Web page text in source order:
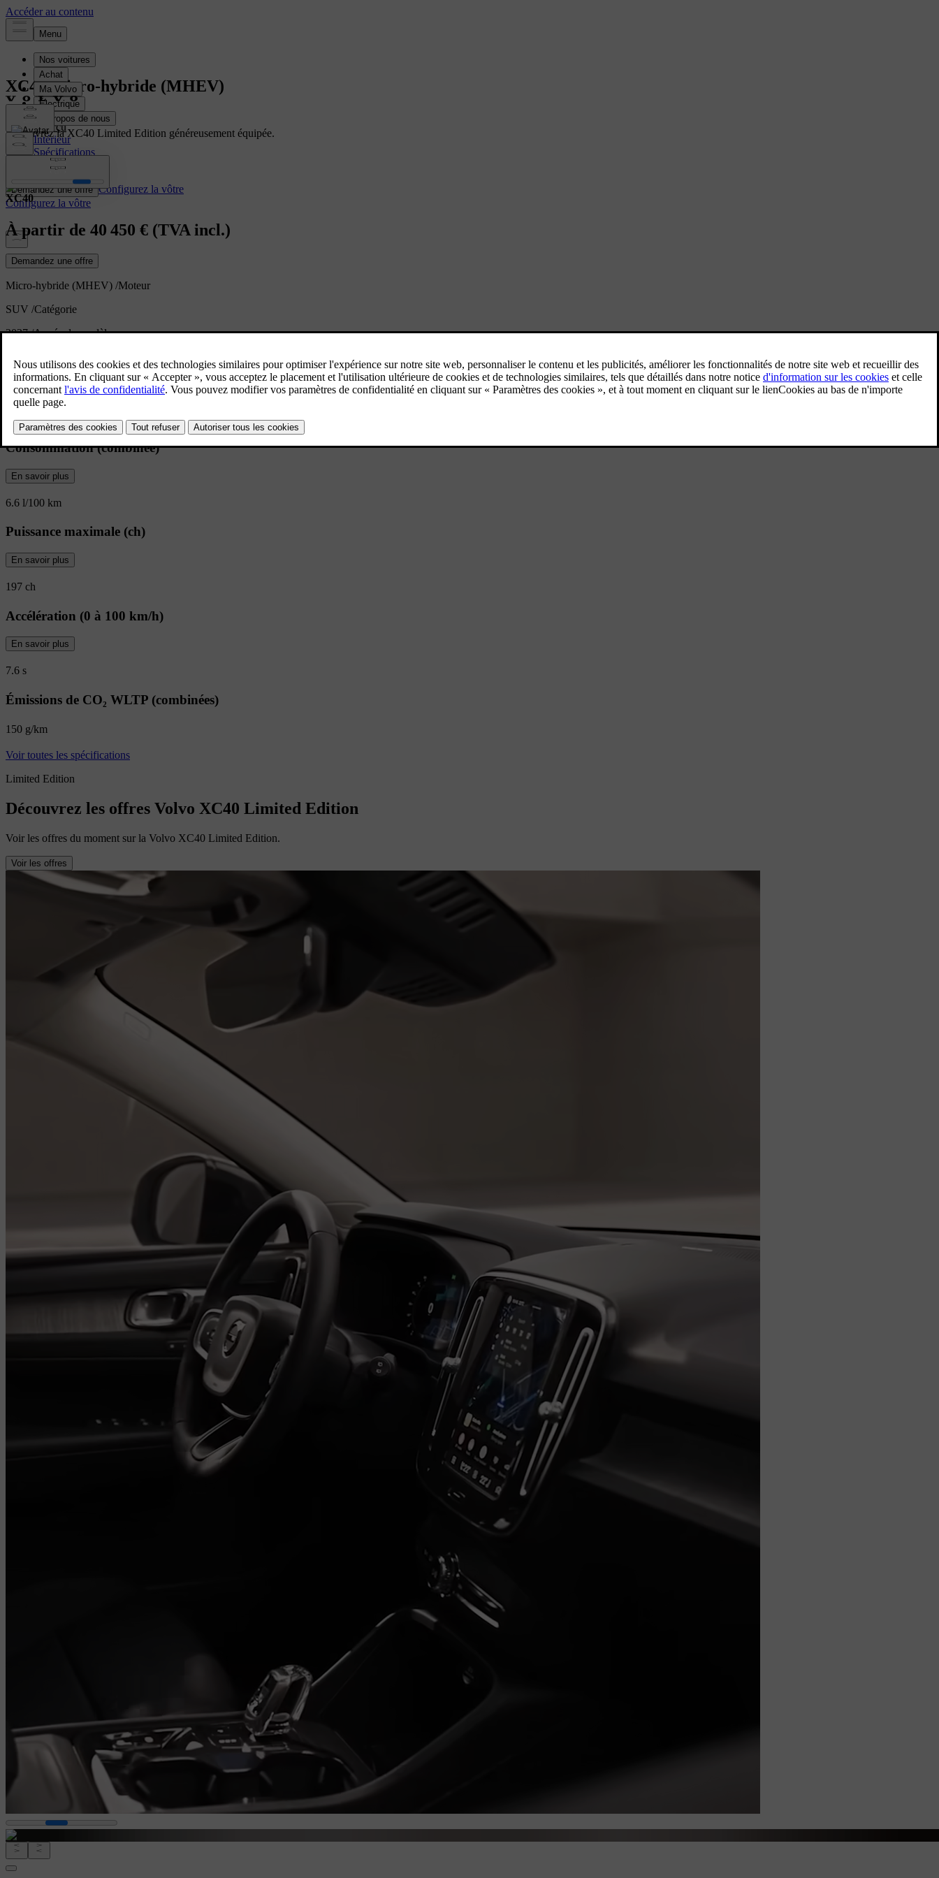
XC40 Micro-hybride (MHEV)
Aperçu
Intérieur
Spécifications
Caractéristiques
Demandez une offre Configurez la vôtre
Configurez la vôtre
Découvrez la XC40 Limited Edition généreusement équipée.
En savoir plus
XC40
À partir de 40 450 € (TVA incl.)
Demandez une offre
Micro-hybride (MHEV) /Moteur
SUV /Catégorie
2027 /Année du modèle
Vue d’ensemble de la Volvo XC40
Performances punchy, design polyvalent et style audacieux - un SUV
conçu pour se démarquer.
Consommation (combinée)
En savoir plus
6.6 l/100 km
Puissance maximale (ch)
En savoir plus
197 ch
Accélération (0 à 100 km/h)
En savoir plus
7.6 s
Émissions de CO₂ WLTP (combinées)
150 g/km
Voir toutes les spécifications
Limited Edition
Découvrez les offres Volvo XC40 Limited Edition
Voir les offres du moment sur la Volvo XC40 Limited Edition.
Voir les offres